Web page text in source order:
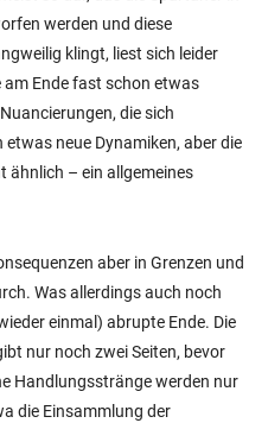
werden und diese
klingt, liest sich leider
am Ende fast schon etwas
die sich
neue Dynamiken, aber die
ähnlich – ein allgemeines
aber in Grenzen und
Was allerdings auch noch
einmal) abrupte Ende. Die
nur noch zwei Seiten, bevor
Handlungsstränge werden nur
die Einsammlung der